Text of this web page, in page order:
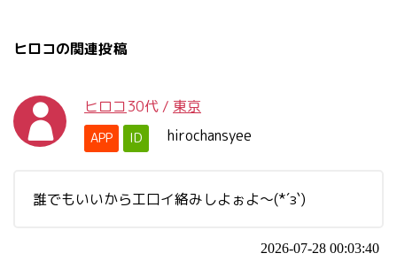
ヒロコの関連投稿
ヒロコ30代 / 東京
APP ID hirochansyee
誰でもいいから工口イ絡みしよぉよ～(*´з`)
2026-07-28 00:03:40